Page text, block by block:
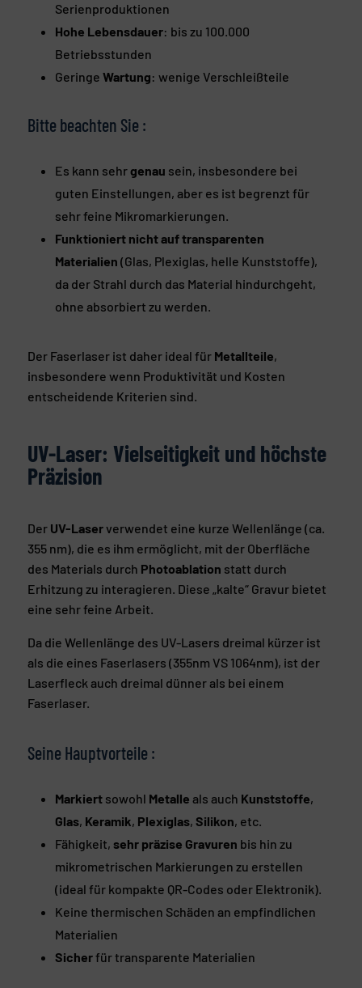
Serienproduktionen
Hohe Lebensdauer: bis zu 100.000
Betriebsstunden
Geringe Wartung: wenige Verschleißteile
Bitte beachten Sie :
Es kann sehrgenau sein, insbesondere bei
guten Einstellungen, aber es ist begrenzt für
sehr feine Mikromarkierungen.
Funktioniert nicht auf transparenten
Materialien (Glas, Plexiglas, helle Kunststoffe),
da der Strahl durch das Material hindurchgeht,
ohne absorbiert zu werden.
Der Faserlaser ist daher ideal für Metallteile,
insbesondere wenn Produktivität und Kosten
entscheidende Kriterien sind.
UV-Laser: Vielseitigkeit und höchste
Präzision
Der UV-Laserverwendet eine kurze Wellenlänge (ca.
355 nm), die es ihm ermöglicht, mit der Oberfläche
des Materials durch Photoablation statt durch
Erhitzung zu interagieren. Diese „kalte“ Gravur bietet
eine sehr feine Arbeit.
Da die Wellenlänge des UV-Lasers dreimal kürzer ist
als die eines Faserlasers (355nm VS 1064nm), ist der
Laserfleck auch dreimal dünner als bei einem
Faserlaser.
Seine Hauptvorteile :
Markiert sowohl Metalle als auch Kunststoffe,
Glas, Keramik, Plexiglas, Silikon, etc.
Fähigkeit, sehr präzise Gravuren bis hin zu
mikrometrischen Markierungen zu erstellen
(ideal für kompakte QR-Codes oder Elektronik).
Keine thermischen Schäden an empfindlichen
Materialien
Sicherfür transparente Materialien